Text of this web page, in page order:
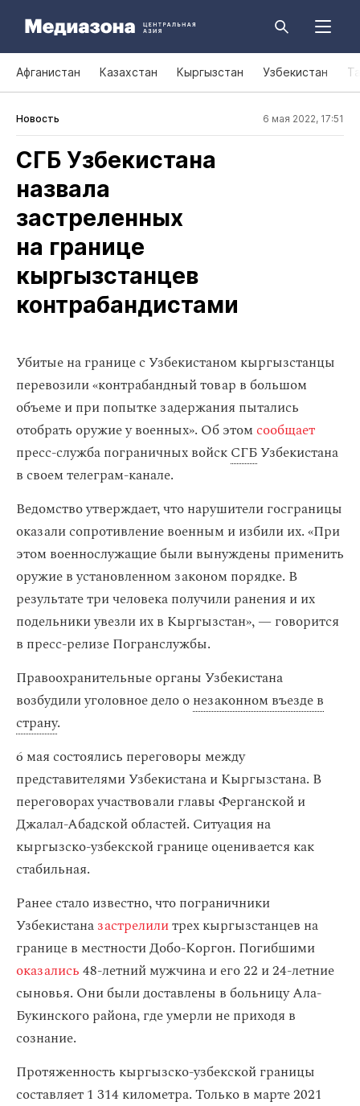
Афганистан Казахстан Кыргызстан Узбекистан
Новость 6 мая 2022, 17:51
СГБ Узбекистана
назвала
застреленных
на границе
кыргызстанцев
контрабандистами
Убитые на границе с Узбекистаном кыргызстанцы
перевозили «контрабандный товар в большом
объеме и при попытке задержания пытались
отобрать оружие у военных». Об этомсообщает
пресс-служба пограничных войскСГБУзбекистана
в своем телеграм-канале.
Ведомство утверждает, что нарушители госграницы
оказали сопротивление военным и избили их. «При
этом военнослужащие были вынуждены применить
оружие в установленном законом порядке. В
результате три человека получили ранения и их
подельники увезли их в Кыргызстан», — говорится
в пресс-релизе Погранслужбы.
Правоохранительные органы Узбекистана
возбудили уголовное дело онезаконном въезде в
страну.
6 мая состоялись переговоры между
представителями Узбекистана и Кыргызстана. В
переговорах участвовали главы Ферганской и
Джалал-Абадской областей. Ситуация на
кыргызско-узбекской границе оценивается как
стабильная.
Ранее стало известно, что пограничники
Узбекистаназастрелилитрех кыргызстанцев на
границе в местности Добо-Коргон. Погибшими
оказались48-летний мужчина и его 22 и 24-летние
сыновья. Они были доставлены в больницу Ала-
Букинского района, где умерли не приходя в
сознание.
Протяженность кыргызско-узбекской границы
составляет 1 314 километра. Только в марте 2021